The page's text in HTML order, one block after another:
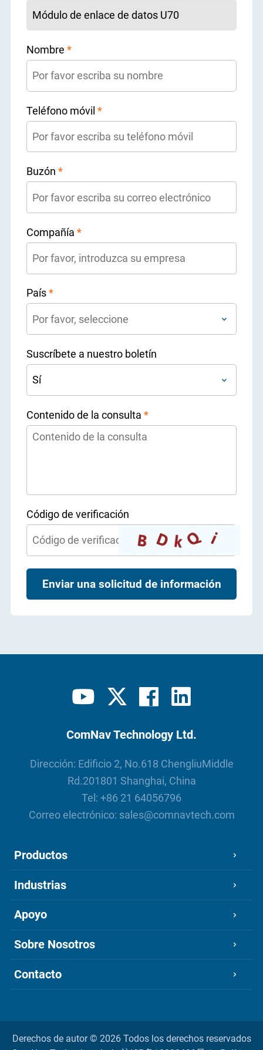
Nombre *
Teléfono móvil *
Buzón *
Compañía *
País*
Suscríbete a nuestro boletín
Contenido de la consulta *
Código de verificación
Enviar una solicitud de información
ComNav Technology Ltd.
Dirección: Edificio 2, No.618 ChengliuMiddle
Rd.201801 Shanghai, China
Tel: +86 21 64056796
Correo electrónico: sales@comnavtech.com
Productos
Industrias
Apoyo
Sobre Nosotros
Contacto
Derechos de autor © 2026 Todos los derechos reservados